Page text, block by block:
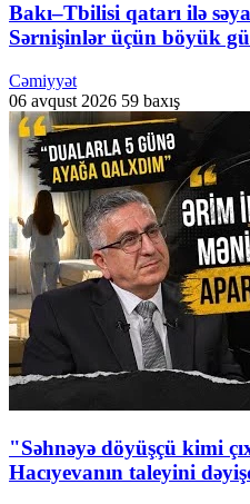
Bakı–Tbilisi qatarı ilə
Sərnişinlər üçün böyük
Cəmiyyət
06 avqust 2026 59 baxış
"Səhnəyə döyüşçü kimi
Hacıyevanın taleyini